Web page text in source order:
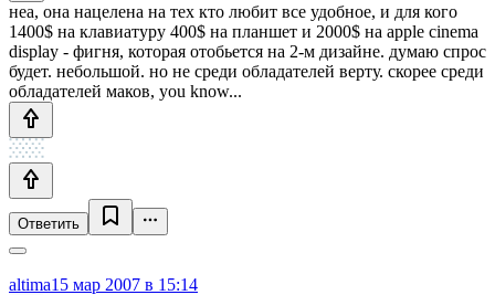
неа, она нацелена на тех кто любит все удобное, и для кого
1400$ на клавиатуру 400$ на планшет и 2000$ на apple cinema
display - фигня, которая отобьется на 2-м дизайне. думаю спрос
будет. небольшой. но не среди обладателей верту. скорее среди
обладателей маков, you know...
Ответить
altima15 мар 2007 в 15:14